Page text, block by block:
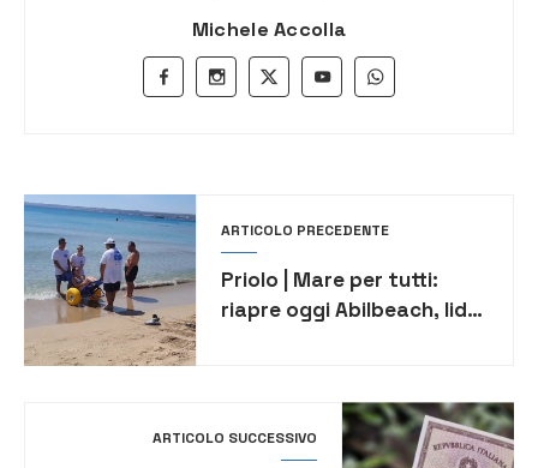
Michele Accolla
ARTICOLO PRECEDENTE
Priolo | Mare per tutti:
riapre oggi Abilbeach, lido
ARTICOLO SUCCESSIVO